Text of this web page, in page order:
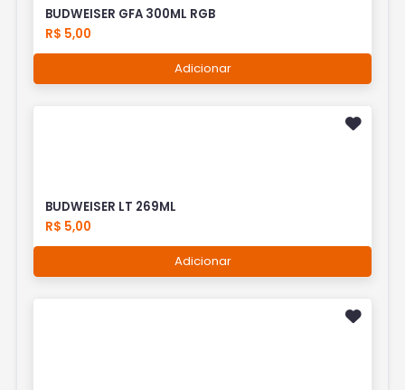
BUDWEISER GFA 300ML RGB
R$ 5,00
Adicionar
BUDWEISER LT 269ML
R$ 5,00
Adicionar